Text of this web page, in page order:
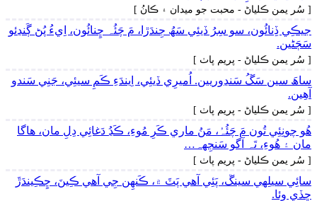
[ سُر يمن ڪلياڻ - محبت جو ميدان ۽ ڪانُ ]
جيڪِي ڏِنائُون، سو سِرُ ڏيئِي سَھُ جِندَڙا، مَ چَئُہ ڇِنائُون، اِيءُ پُڻ ڳَنڍئو
سَڄَڻين.
[ سُر يمن ڪلياڻ - پريم پاٺ ]
ساھَ سين سَڱُ سَنڍوريين. اُميرِي ڏيئِي، اِيندَءِ ڪَمِ سيئِي، جَنِي سَندو
آھِين.
[ سُر يمن ڪلياڻ - پريم پاٺ ]
ھُو چونِئِي تُون مَ چَئُہُ، مَنُ ماري ڪَرِ مُوءِ، ڪَڍُ دَغائِي دِلِ مان، ھاگا
مان ۽ ھُوءِ، تَہ آگو سَنجِهہ…
[ سُر يمن ڪلياڻ - پريم پاٺ ]
سائِي سيلِهي سينڱ، پَئِي آھي پَٽَ ۾، ڪَنھِن جِي آھي ڪِينَ، ڇِڪِيندَڙَ
ڇڏي وِئا.